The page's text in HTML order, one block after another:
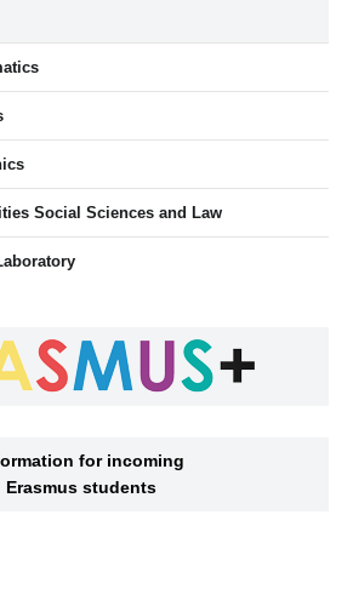
Social Sciences and Law
for incoming
Erasmus students